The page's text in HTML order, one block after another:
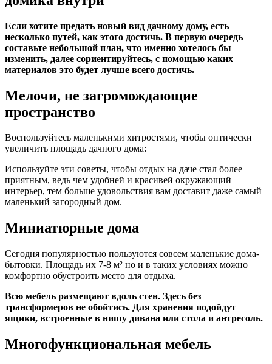
Если хотите предать новый вид дачному дому, есть
несколько путей, как этого достичь. В первую очередь
составьте небольшой план, что именно хотелось бы
изменить, далее сориентируйтесь, с помощью каких
материалов это будет лучше всего достичь.
Мелочи, не загромождающие
пространство
Воспользуйтесь маленькими хитростями, чтобы оптически
увеличить площадь дачного дома:
Используйте эти советы, чтобы отдых на даче стал более
приятным, ведь чем удобней и красивей окружающий
интерьер, тем больше удовольствия вам доставит даже самый
маленький загородный дом.
Миниатюрные дома
Сегодня популярностью пользуются совсем маленькие дома-
бытовки. Площадь их 7-8 м² но и в таких условиях можно
комфортно обустроить место для отдыха.
Всю мебель размещают вдоль стен. Здесь без
трансформеров не обойтись. Для хранения подойдут
ящики, встроенные в нишу дивана или стола и антресоль.
Многофункциональная мебель